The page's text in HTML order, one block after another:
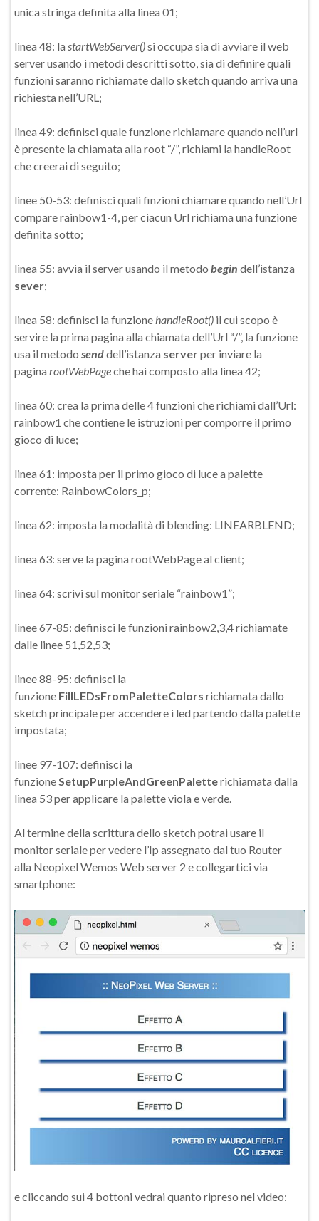
unica stringa definita alla linea 01;
linea 48: la startWebServer()si occupa sia di avviare il web
server usando i metodi descritti sotto, sia di definire quali
funzioni saranno richiamate dallo sketch quando arriva una
richiesta nell’URL;
linea 49: definisci quale funzione richiamare quando nell’url
è presente la chiamata alla root “/”, richiami la handleRoot
che creerai di seguito;
linee 50-53: definisci quali finzioni chiamare quando nell’Url
compare rainbow1-4, per ciacun Url richiama una funzione
definita sotto;
linea 55: avvia il server usando il metodo begin dell’istanza
sever;
linea 58: definisci la funzionehandleRoot() il cui scopo è
servire la prima pagina alla chiamata dell’Url “/”, la funzione
usa il metodo senddell’istanza serverper inviare la
pagina rootWebPageche hai composto alla linea 42;
linea 60: crea la prima delle 4 funzioni che richiami dall’Url:
rainbow1 che contiene le istruzioni per comporre il primo
gioco di luce;
linea 61: imposta per il primo gioco di luce a palette
corrente: RainbowColors_p;
linea 62: imposta la modalità di blending: LINEARBLEND;
linea 63: serve la pagina rootWebPage al client;
linea 64: scrivi sul monitor seriale “rainbow1”;
linee 67-85: definisci le funzioni rainbow2,3,4 richiamate
dalle linee 51,52,53;
linee 88-95: definisci la
funzione FillLEDsFromPaletteColors richiamata dallo
sketch principale per accendere i led partendo dalla palette
impostata;
linee 97-107: definisci la
funzioneSetupPurpleAndGreenPaletterichiamata dalla
linea 53 per applicare la palette viola e verde.
Al termine della scrittura dello sketch potrai usare il
monitor seriale per vedere l’Ip assegnato dal tuo Router
alla Neopixel Wemos Web server 2 e collegartici via
smartphone:
e cliccando sui 4 bottoni vedrai quanto ripreso nel video: